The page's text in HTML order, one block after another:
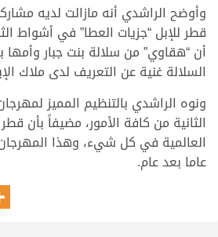
وأوضح الراشدي أنه مازالت لديه
قطر للإبل “جزيات العطا” في أشواط
أن “هقاوي” من سلالة بنت جبار
السلالة غنية عن التعريف لدى ملاك
ونوه الراشدي بالتنظيم المميز
الثانية من كافة الأمور، مضيفاً بأن
العالمية في كل شيء، وهذا
عاما بعد عام.